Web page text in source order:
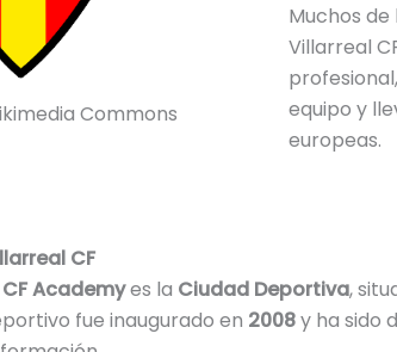
Commons
Muchos
Villarreal
equipo y
europeas.
CF
Academyes la Ciudad Deportiva,
fue inaugurado en 2008y ha sido